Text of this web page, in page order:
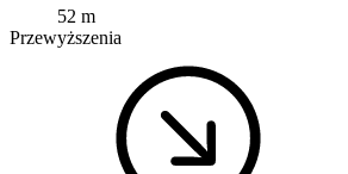
52 m
Przewyższenia